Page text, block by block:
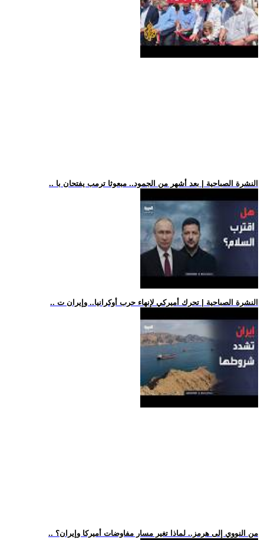
.. النشرة الصباحية | بعد أشهر من الجمود.. مبعوثا ترمب يفتحان با
.. النشرة الصباحية | تحرك أميركي لإنهاء حرب أوكرانيا.. وإيران ت
.. من النووي إلى هرمز.. لماذا تغير مسار مفاوضات أميركا وإيران؟